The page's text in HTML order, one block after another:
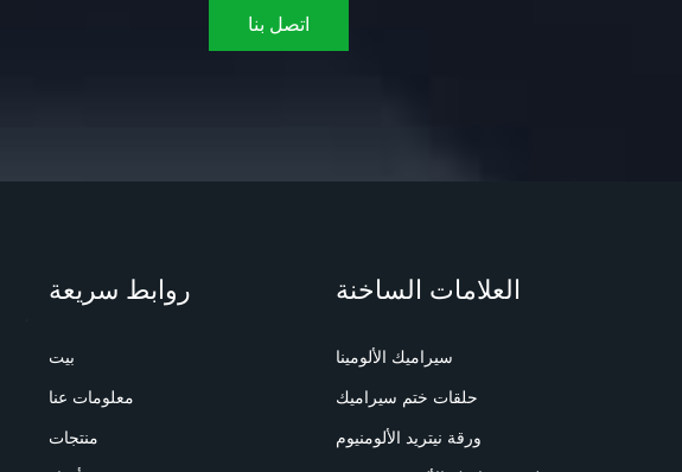
اتصل بنا
روابط سريعة
بيت
معلومات عنا
منتجات
العلامات الساخنة
سيراميك الألومينا
حلقات ختم سيراميك
ورقة نيتريد الألومنيوم